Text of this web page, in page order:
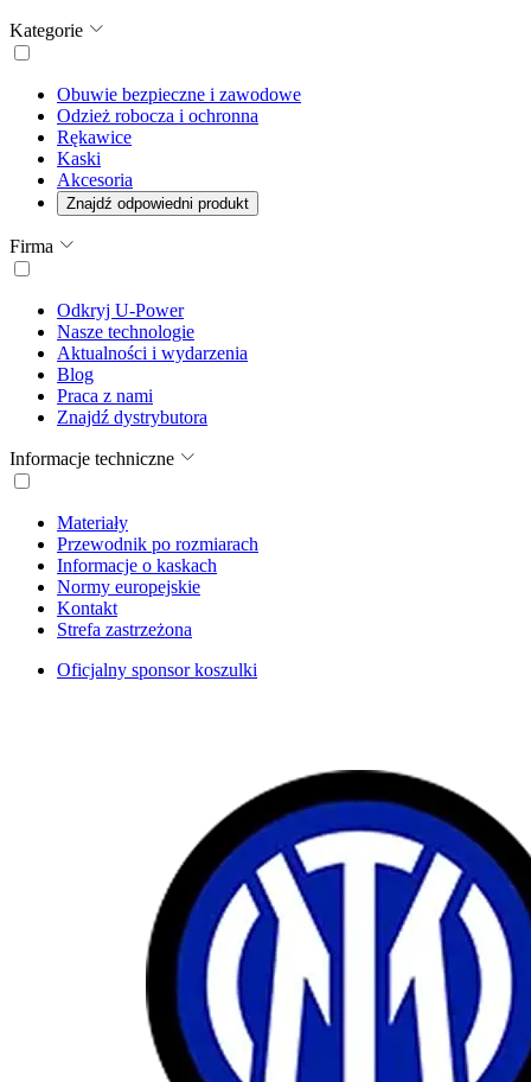
Kategorie
Obuwie bezpieczne i zawodowe
Odzież robocza i ochronna
Rękawice
Kaski
Akcesoria
Znajdź odpowiedni produkt
Firma
Odkryj U-Power
Nasze technologie
Aktualności i wydarzenia
Blog
Praca z nami
Znajdź dystrybutora
Informacje techniczne
Materiały
Przewodnik po rozmiarach
Informacje o kaskach
Normy europejskie
Kontakt
Strefa zastrzeżona
Oficjalny sponsor koszulki